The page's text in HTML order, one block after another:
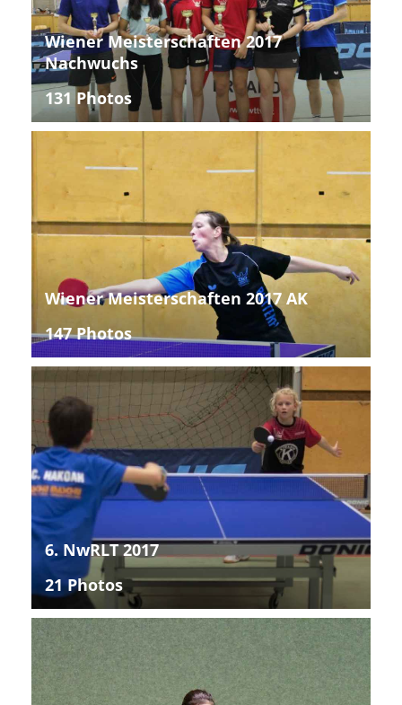
Wiener Meisterschaften 2017
Nachwuchs
131 Photos
Wiener Meisterschaften 2017 AK
147 Photos
6. NwRLT 2017
21 Photos